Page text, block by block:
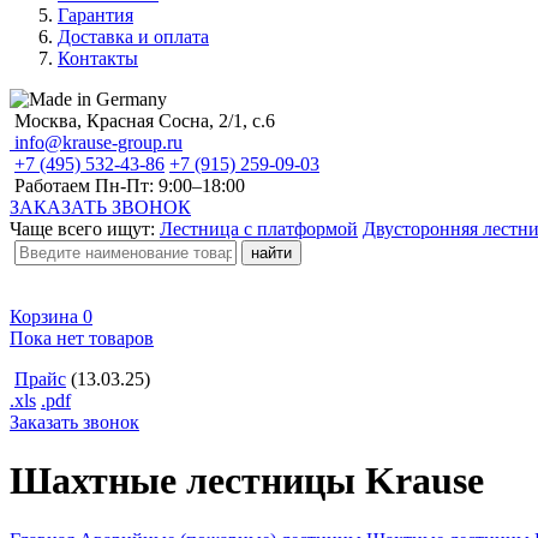
Гарантия
Доставка и оплата
Контакты
Москва, Красная Сосна, 2/1, с.6
info@krause-group.ru
+7 (495) 532-43-86 +7 (915) 259-09-03
Работаем Пн-Пт: 9:00–18:00
ЗАКАЗАТЬ ЗВОНОК
Чаще всего ищут: Лестница с платформой Двусторонняя
Корзина 0
Пока нет товаров
Прайс (13.03.25)
.xls .pdf
Заказать звонок
Шахтные лестницы Krause